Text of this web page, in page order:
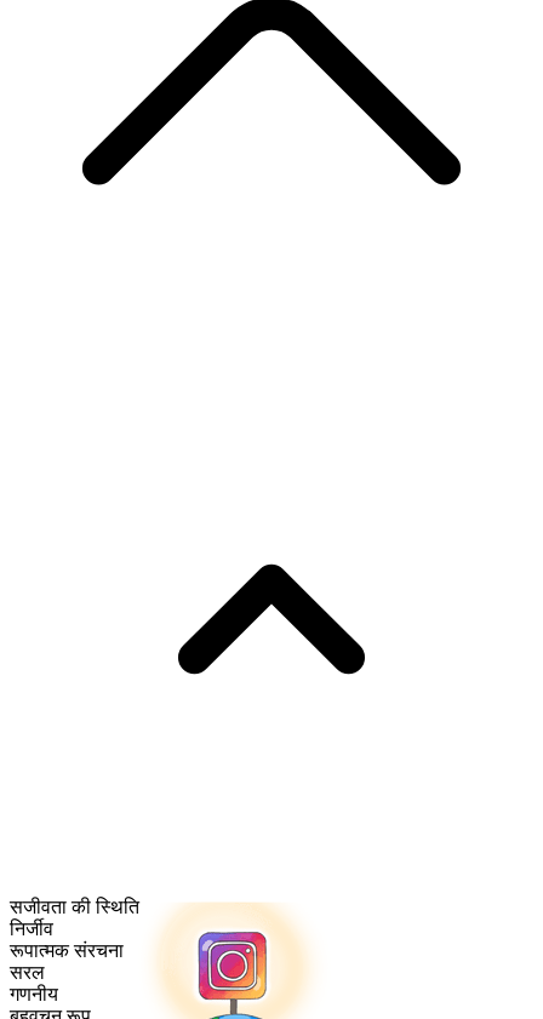
सजीवता की स्थिति
निर्जीव
रूपात्मक संरचना
सरल
गणनीय